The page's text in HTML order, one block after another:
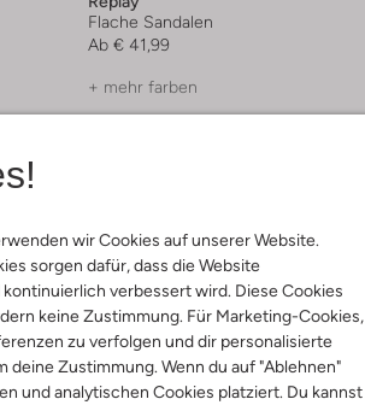
wir Cookies auf unserer Website.
sorgen dafür, dass die Website
verbessert wird. Diese Cookies
keine Zustimmung. Für Marketing-Cookies,
zu verfolgen und dir personalisierte
deine Zustimmung. Wenn du auf "Ablehnen"
und analytischen Cookies platziert. Du kannst
Flache Sandalen
Ab € 41,99
+ mehr farben